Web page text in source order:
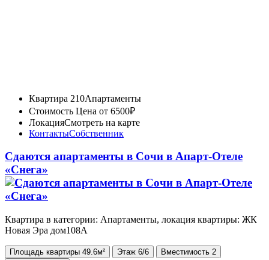
Квартира 210Апартаменты
Стоимость Цена от 6500₽
ЛокацияСмотреть на карте
КонтактыСобственник
Сдаются апартаменты в Сочи в Апарт-Отеле
«Снега»
Квартира в категории: Апартаменты, локация квартиры: ЖК
Новая Эра дом108А
Площадь квартиры 49.6м² Этаж 6/6 Вместимость 2